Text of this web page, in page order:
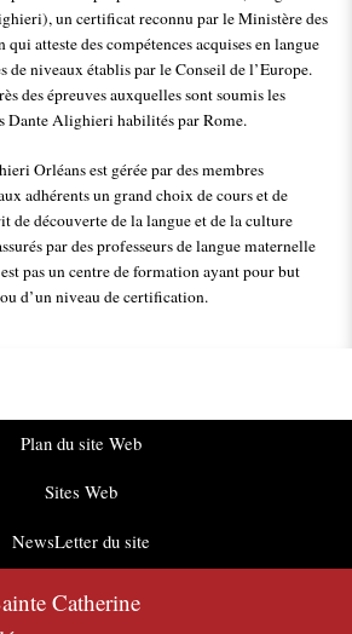
un certificat reconnu par le Ministère des
atteste des compétences acquises en langue
de niveaux établis par le Conseil de l’Europe.
des épreuves auxquelles sont soumis les
Dante Alighieri habilités par Rome.
Orléans est gérée par des membres
adhérents un grand choix de cours et de
de découverte de la langue et de la culture
par des professeurs de langue maternelle
pas un centre de formation ayant pour but
d’un niveau de certification.
Plan du site Web
Sites Web
NewsLetter du site
Catherine